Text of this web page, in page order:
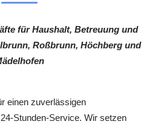
für Haushalt, Betreuung und
Roßbrunn, Höchberg und
einen zuverlässigen
Stunden-Service. Wir setzen